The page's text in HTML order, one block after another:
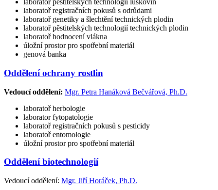
laboratoř pěstitelských technologií luskovin
laboratoř registračních pokusů s odrůdami
laboratoř genetiky a šlechtění technických plodin
laboratoř pěstitelských technologií technických plodin
laboratoř hodnocení vlákna
úložní prostor pro spotřební materiál
genová banka
Oddělení ochrany rostlin
Vedoucí oddělení: Mgr. Petra Hanáková Bečvářová, Ph.D.
laboratoř herbologie
laborator fytopatologie
laboratoř registračních pokusů s pesticidy
laboratoř entomologie
úložní prostor pro spotřební materiál
Oddělení biotechnologií
Vedoucí oddělení: Mgr. Jiří Horáček, Ph.D.